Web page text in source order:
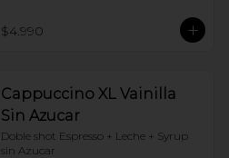
$4.990
Cappuccino XL Vainilla
Sin Azucar
Doble shot Espresso + Leche + Syrup
sin Azucar